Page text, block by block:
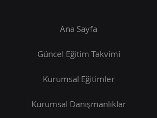
Ana Sayfa
Güncel Eğitim Takvimi
Kurumsal Eğitimler
Kurumsal Danışmanlıklar